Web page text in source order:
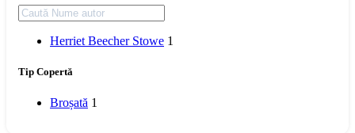
Herriet Beecher Stowe 1
Tip Copertă
Broșată 1